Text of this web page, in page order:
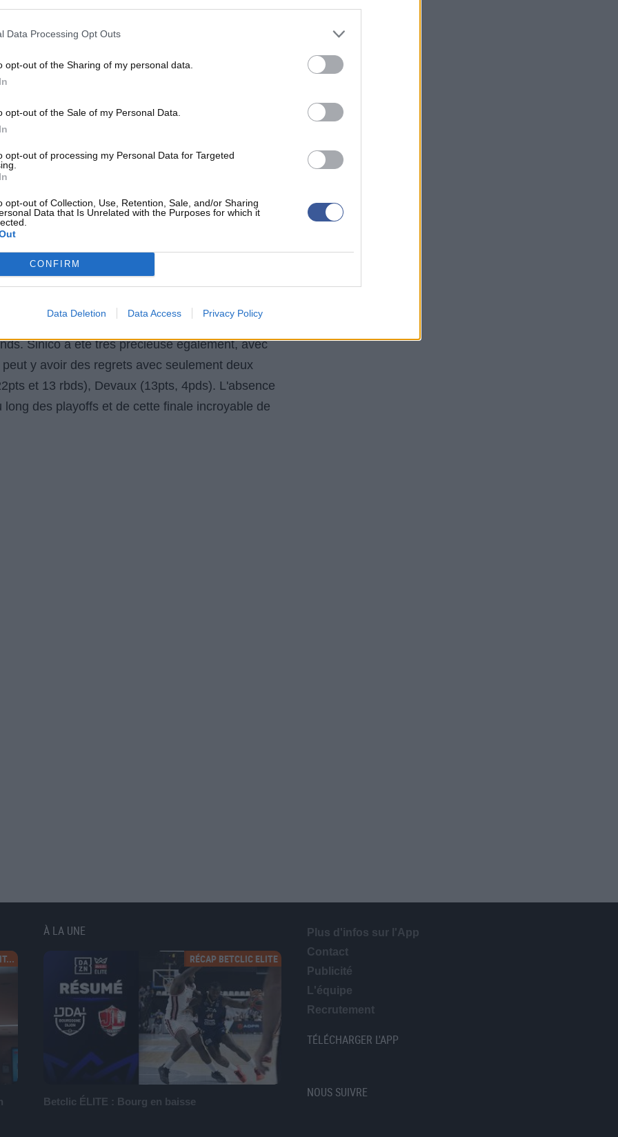
Data Processing Opt Outs
opt-out of the Sharing of my personal data.
opt-out of the Sale of my Personal Data.
opt-out of processing my Personal Data for Targeted
opt-out of Collection, Use, Retention, Sale, and/or Sharing
Data that Is Unrelated with the Purposes for which it
CONFIRM
Data Deletion Data Access Privacy Policy
pour reprendre la course en tête (44-49,
collectif qui reste accroché au tableau de
maintenir l'écart (52-61, 35'), et la défense fait
au silence (52-64, 36'). Les filles de Benoît
récupérer la balle de Tayeau et inscrire le
(54-67). La bataille des LFs est lancée, en
en leur faveur.
et à force de patience (comme nous a expliqué
enfin le championnat de LF2 et accède plus
administratif.
: 16 points, 11 rebonds. Dia, inépuisable,
Tayeau a eu les gestes justes en attaque
Sinico a été très précieuse également, avec
y avoir des regrets avec seulement deux
et 13 rbds), Devaux (13pts, 4pds). L'absence
long des playoffs et de cette finale incroyable de
À LA UNE
RÉCAP BETCLIC ELITE
Betclic ÉLITE : Bourg en baisse
Plus d'infos sur l'App
Contact
Publicité
L'équipe
Recrutement
TÉLÉCHARGER L'APP
NOUS SUIVRE